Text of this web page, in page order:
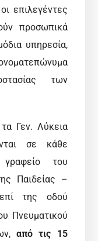
επιλεγέντες
προσωπικά
υπηρεσία,
των
Γεν. Λύκεια
σε κάθε
του
Παιδείας –
της οδού
Πνευματικού
από τις 15